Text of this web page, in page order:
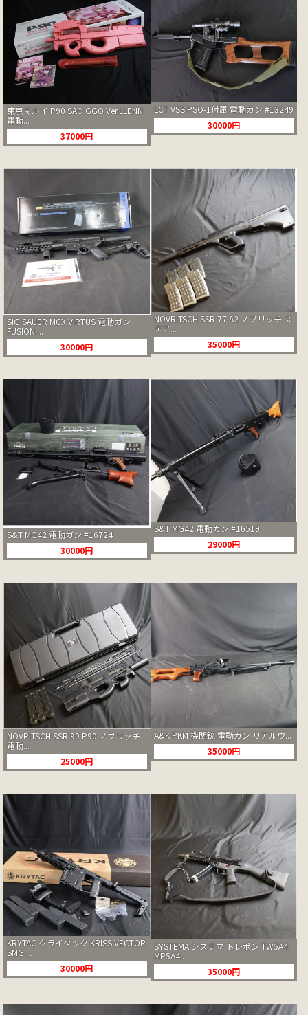
東京マルイ P90 SAO GGO Ver.LLENN
電動...
37000円
LCT VSS PSO-1付属 電動ガン #13249
30000円
SIG SAUER MCX VIRTUS 電動ガン
FUSION ...
30000円
NOVRITSCH SSR 77 A2 ノブリッチ ス
テア...
35000円
S&T MG42 電動ガン #16724
30000円
S&T MG42 電動ガン #16519
29000円
NOVRITSCH SSR 90 P90 ノブリッチ
電動...
25000円
A&K PKM 機関銃 電動ガン リアルウ...
35000円
KRYTAC クライタック KRISS VECTOR
SMG ...
30000円
SYSTEMA システマ トレポン TW5A4
MP5A4...
35000円